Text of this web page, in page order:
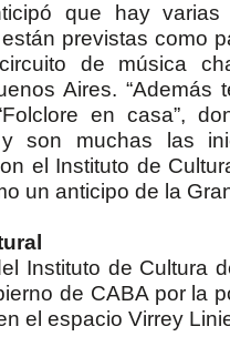
que hay varias
previstas como
de música
Aires. “Además
en casa”,
y son muchas las
el Instituto de
un anticipo de la
Instituto de Cultura
de CABA por la
el espacio Virrey